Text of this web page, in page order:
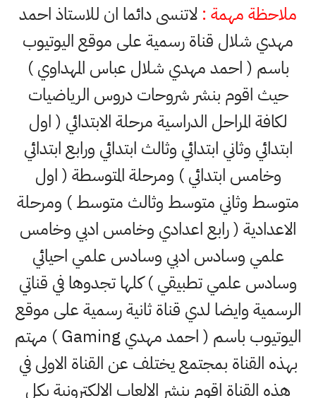
ملاحظة مهمة : لاتنسى دائما ان للاستاذ احمد
مهدي شلال قناة رسمية على موقع اليوتيوب
باسم ( احمد مهدي شلال عباس المهداوي )
حيث اقوم بنشر شروحات دروس الرياضيات
لكافة المراحل الدراسية مرحلة الابتدائي ( اول
ابتدائي وثاني ابتدائي وثالث ابتدائي ورابع ابتدائي
وخامس ابتدائي ) ومرحلة المتوسطة ( اول
متوسط وثاني متوسط وثالث متوسط ) ومرحلة
الاعدادية ( رابع اعدادي وخامس ادبي وخامس
علمي وسادس ادبي وسادس علمي احيائي
وسادس علمي تطبيقي ) كلها تجدوها في قناتي
الرسمية وايضا لدي قناة ثانية رسمية على موقع
اليوتيوب باسم ( احمد مهدي Gaming ) مهتم
بهذه القناة بمجتمع يختلف عن القناة الاولى في
هذه القناة اقوم بنشر الالعاب الالكترونية بكل